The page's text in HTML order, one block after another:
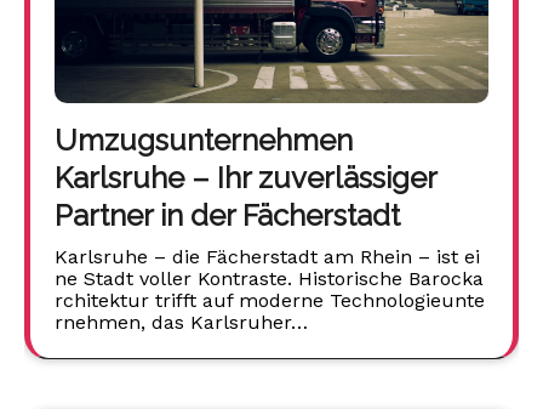
Umzugsunternehmen
Karlsruhe – Ihr zuverlässiger
Partner in der Fächerstadt
Karlsruhe – die Fächerstadt am Rhein – ist ei
ne Stadt voller Kontraste. Historische Barocka
rchitektur trifft auf moderne Technologieunte
rnehmen, das Karlsruher…